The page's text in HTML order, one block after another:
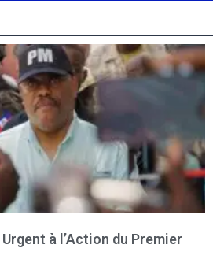
Urgent à l’Action du Premier